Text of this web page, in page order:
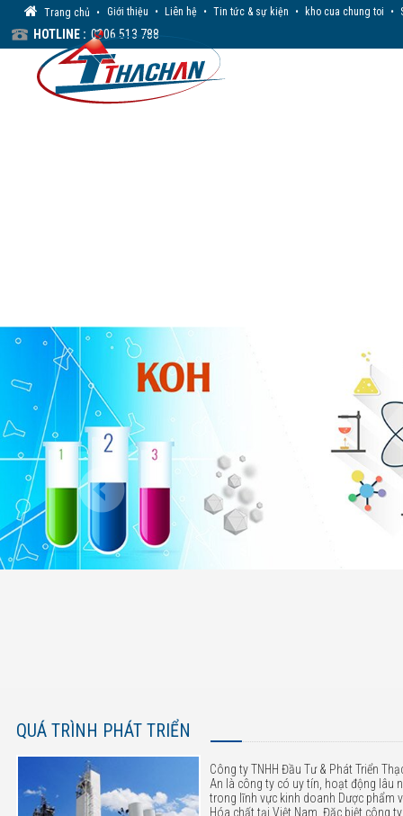
Trang chủ • Giới thiệu • Liên hệ • Tin tức & sự kiện • kho cua chung toi •
HOTLINE : 0906 513 788
QUÁ TRÌNH PHÁT TRIỂN
Công ty TNHH Đầu Tư & Phát Triển
An là công ty có uy tín, hoạt động lâu
trong lĩnh vực kinh doanh Dược phẩm
Hóa chất tại Việt Nam. Đặc biệt công